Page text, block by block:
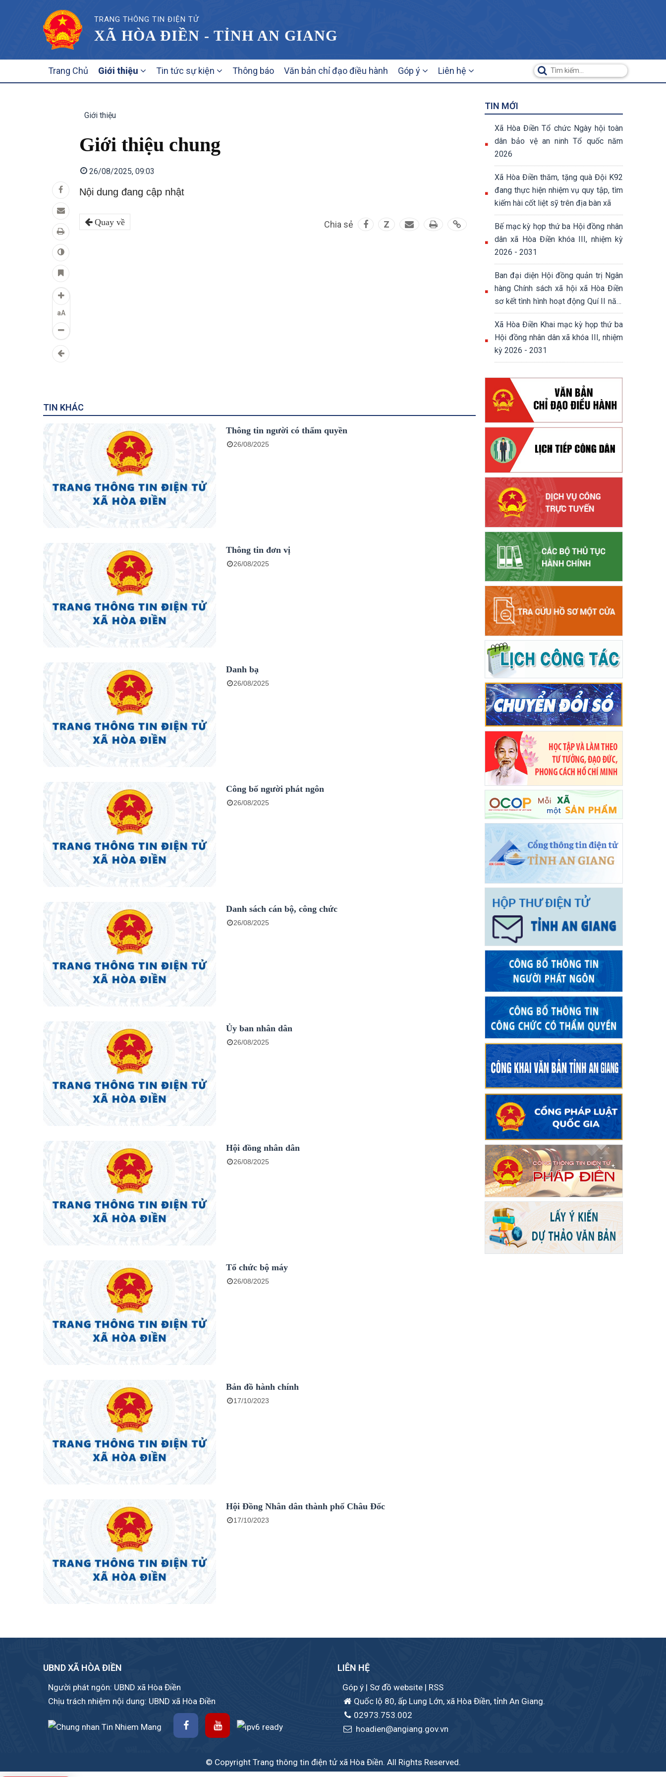
TRANG THÔNG TIN ĐIỆN TỬ
XÃ HÒA ĐIỀN - TỈNH AN GIANG
NAVIGATION
Trang Chủ Giới thiệu Tin tức sự kiện Thông báo Văn bản chỉ đạo điều hành Góp ý Liên hệ
aA
Giới thiệu
Giới thiệu chung
26/08/2025, 09:03
Nội dung đang cập nhật
Quay về Chia sẻ Z
TIN KHÁC
Thông tin người có thẩm quyền
26/08/2025
Thông tin đơn vị
26/08/2025
Danh bạ
26/08/2025
Công bố người phát ngôn
26/08/2025
Danh sách cán bộ, công chức
26/08/2025
Ủy ban nhân dân
26/08/2025
Hội đồng nhân dân
26/08/2025
Tổ chức bộ máy
26/08/2025
Bản đồ hành chính
17/10/2023
Hội Đồng Nhân dân thành phố Châu Đốc
17/10/2023
TIN MỚI
Xã Hòa Điền Tổ chức Ngày hội toàn
dân bảo vệ an ninh Tổ quốc năm
2026
Xã Hòa Điền thăm, tặng quà Đội K92
đang thực hiện nhiệm vụ quy tập, tìm
kiếm hài cốt liệt sỹ trên địa bàn xã
Bế mạc kỳ họp thứ ba Hội đồng nhân
dân xã Hòa Điền khóa III, nhiệm kỳ
2026 - 2031
Ban đại diện Hội đồng quản trị Ngân
hàng Chính sách xã hội xã Hòa Điền
sơ kết tình hình hoạt động Quí II năm
2026
Xã Hòa Điền Khai mạc kỳ họp thứ ba
Hội đồng nhân dân xã khóa III, nhiệm
kỳ 2026 - 2031
UBND XÃ HÒA ĐIỀN
Người phát ngôn: UBND xã Hòa Điền
Chịu trách nhiệm nội dung: UBND xã Hòa Điền
LIÊN HỆ
Góp ý | Sơ đồ website | RSS
Quốc lộ 80, ấp Lung Lớn, xã Hòa Điền, tỉnh An Giang.
02973.753.002
hoadien@angiang.gov.vn
© Copyright Trang thông tin điện tử xã Hòa Điền. All Rights Reserved.